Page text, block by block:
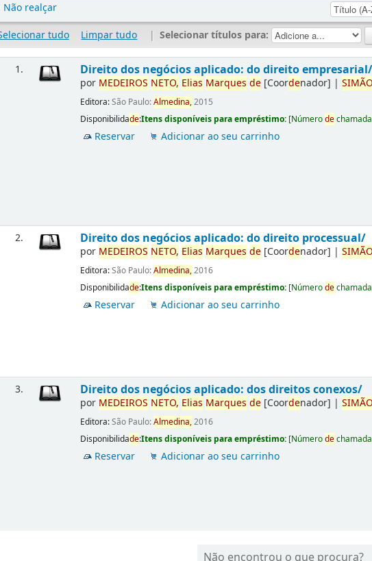
Não realçar
tudo
Limpar tudo | Selecionar títulos para:
1. Direito dos negócios aplicado: do direito empresarial/
por MEDEIROS NETO, Elias Marques de [Coordenador] |SIMÃO
Editora:São Paulo:Almedina,2015
Disponibilidade:Itens disponíveis para empréstimo: [Númerode
Reservar Adicionar ao seu carrinho
2. Direito dos negócios aplicado: do direito processual/
por MEDEIROS NETO, Elias Marques de [Coordenador] |SIMÃO
Editora:São Paulo:Almedina,2016
Disponibilidade:Itens disponíveis para empréstimo: [Númerode
Reservar Adicionar ao seu carrinho
3. Direito dos negócios aplicado: dos direitos conexos/
por MEDEIROS NETO, Elias Marques de [Coordenador] |SIMÃO
Editora:São Paulo:Almedina,2016
Disponibilidade:Itens disponíveis para empréstimo: [Númerode
Reservar Adicionar ao seu carrinho